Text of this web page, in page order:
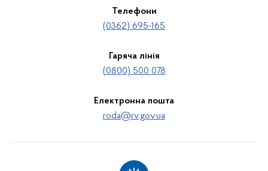
Телефони
(0362) 695-165
Гаряча лінія
(0800) 500 078
Електронна пошта
roda@rv.gov.ua